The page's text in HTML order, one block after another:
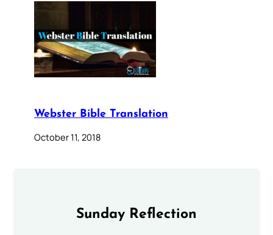
Webster Bible Translation
October 11, 2018
Sunday Reflection